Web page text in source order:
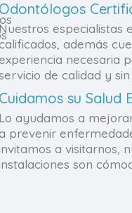
Odontólogos
especialistas
además
necesaria
de calidad y sin
Cuidamos su Salud
Lo ayudamos a
prevenir
a visitarnos,
son